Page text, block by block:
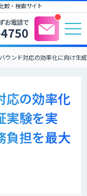
較・検索サイト
ウンド対応の効率化に向け生
応の効率化
実験を実
負担を最大